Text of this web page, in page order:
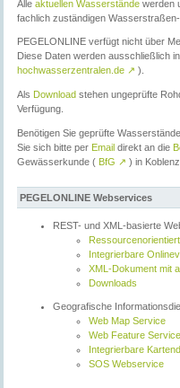
Alle aktuellen Wasserstände werden
fachlich zuständigen
PEGELONLINE verfügt nicht über
Diese Daten werden ausschließlich
hochwasserzentralen.de ↗ ).
Als Download stehen ungeprüfte
Verfügung.
Benötigen Sie geprüfte
Sie sich bitte per Email direkt an die
Gewässerkunde ( BfG ↗ ) in Koblenz.
PEGELONLINE Webservices
REST- und XML-basierte
Integrierbare
XML-Dokument mit
Downloads
Geografische
Web Map Service
Web Feature Service
Integrierbare
SOS Webservice